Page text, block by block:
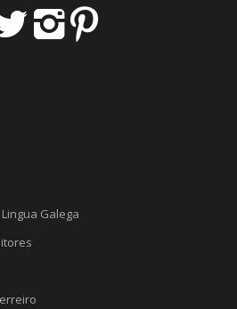
Galega